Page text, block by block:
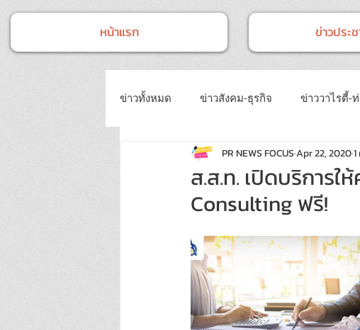
หน้าแรก ข่าวประ
ข่าวทั้งหมด ข่าวสังคม-ธุรกิจ ข่าววาไรตี้-
ข่าวงานประชุม-อบรมสัมมนา ข่าวทั่วไป
ข่าวบันเทิง บทความประชาสัมพันธ์
ส.ส.ท. เปิดบริการใ
Consulting ฟรี!
PR NEWS FOCUSApr 22, 2020